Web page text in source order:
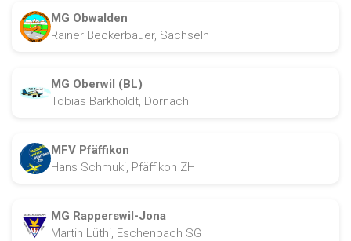
MG Obwalden
Rainer Beckerbauer, Sachseln
MG Oberwil (BL)
Tobias Barkholdt, Dornach
MFV Pfäffikon
Hans Schmuki, Pfäffikon ZH
MG Rapperswil-Jona
Martin Lüthi, Eschenbach SG